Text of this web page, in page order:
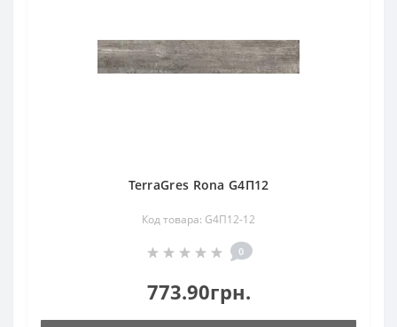
TerraGres Rona G4П12
Код товара: G4П12-12
0
773.90грн.